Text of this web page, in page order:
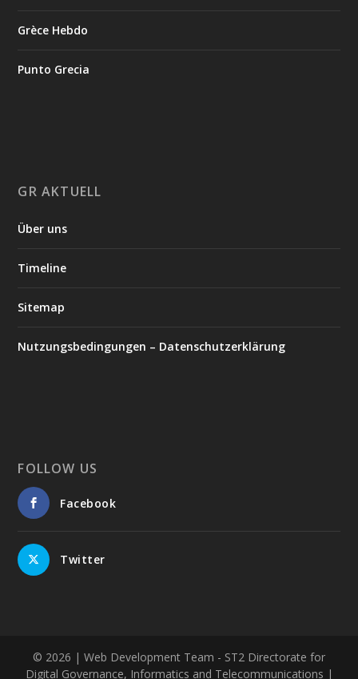
Grèce Hebdo
Punto Grecia
GR AKTUELL
Über uns
Timeline
Sitemap
Nutzungsbedingungen – Datenschutzerklärung
FOLLOW US
Facebook
Twitter
© 2026 | Web Development Team - ST2 Directorate for
Digital Governance, Informatics and Telecommunications |